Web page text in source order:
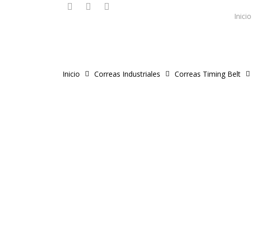
instagram
phone
email
Inicio
Inicio Correas Industriales Correas Timing Belt